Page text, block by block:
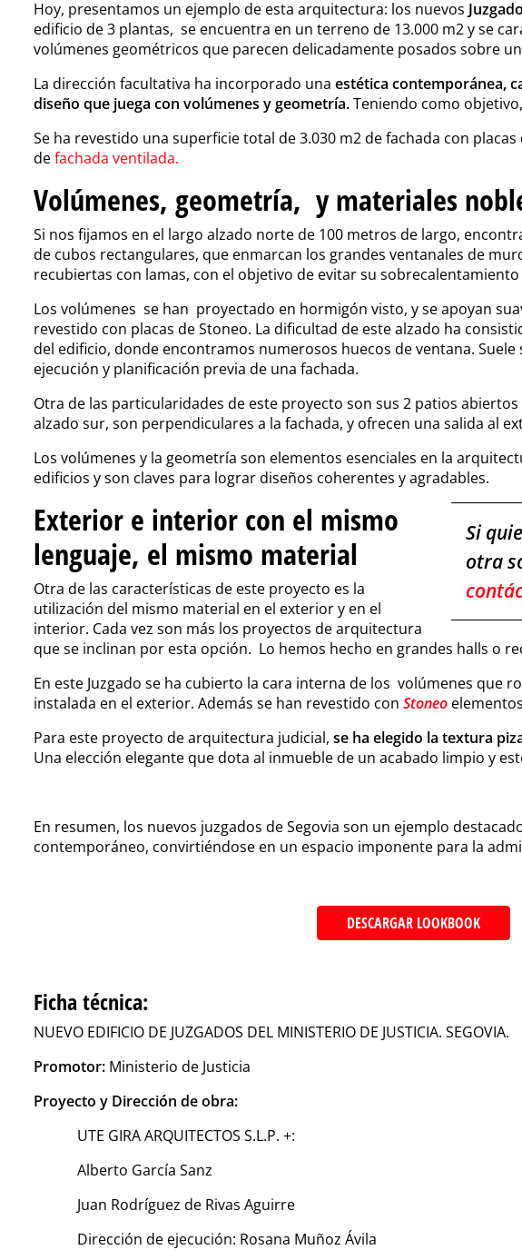
Hoy, presentamos un ejemplo de esta arquitectura: los nuevos
edificio de 3 plantas, se encuentra en un terreno de 13.000 m2 y se
volúmenes geométricos que parecen delicadamente posados sobre
La dirección facultativa ha incorporado una estética contemporánea,
diseño que juega con volúmenes y geometría.Teniendo como
Se ha revestido una superficie total de 3.030 m2 de fachada con placas
defachada ventilada.
Volúmenes, geometría, y materiales
Si nos fijamos en el largo alzado norte de 100 metros de largo,
de cubos rectangulares, que enmarcan los grandes ventanales de
recubiertas con lamas, con el objetivo de evitar su
Los volúmenes se han proyectado en hormigón visto, y se apoyan
revestido con placas de Stoneo. La dificultad de este alzado ha
del edificio, donde encontramos numerosos huecos de ventana.
ejecución y planificación previa de una fachada.
Otra de las particularidades de este proyecto son sus 2 patios
alzado sur, son perpendiculares a la fachada, y ofrecen una salida al
Los volúmenes y la geometría son elementos esenciales en la
edificios y son claves para lograr diseños coherentes y agradables.
Si
otra
Exterior e interior con el mismo
lenguaje, el mismo material
Otra de las características de este proyecto es la
utilización del mismo material en el exterior y en el
interior. Cada vez son más los proyectos de arquitectura
que se inclinan por esta opción. Lo hemos hecho en grandes halls o
En este Juzgado se ha cubierto la cara interna de los volúmenes que
instalada en el exterior. Además se han revestido con Stoneo
Para este proyecto de arquitectura judicial, se ha elegido la textura
Una elección elegante que dota al inmueble de un acabado limpio y
En resumen, los nuevos juzgados de Segovia son un ejemplo
contemporáneo, convirtiéndose en un espacio imponente para la
DESCARGAR LOOKBOOK
Ficha técnica:
NUEVO EDIFICIO DE JUZGADOS DEL MINISTERIO DE JUSTICIA. SEGOVIA.
Promotor: Ministerio de Justicia
Proyecto y Dirección de obra:
UTE GIRA ARQUITECTOS S.L.P. +:
Alberto García Sanz
Juan Rodríguez de Rivas Aguirre
Dirección de ejecución: Rosana Muñoz Ávila